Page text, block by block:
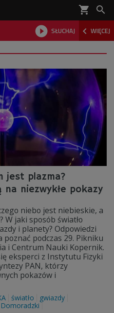
shopping_cart 
 SŁUCHAJ  WIĘCEJ

jest plazma?
na niezwykłe pokazy
niebo jest niebieskie, a
W jaki sposób światło
i planety? Odpowiedzi
podczas 29. Pikniku
i Centrum Nauki Kopernik.
eksperci z Instytutu Fizyki
PAN, którzy
pokazów i
światło
gwiazdy
Domoradzki